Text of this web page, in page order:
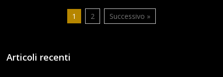
1 2 Successivo »
Articoli recenti